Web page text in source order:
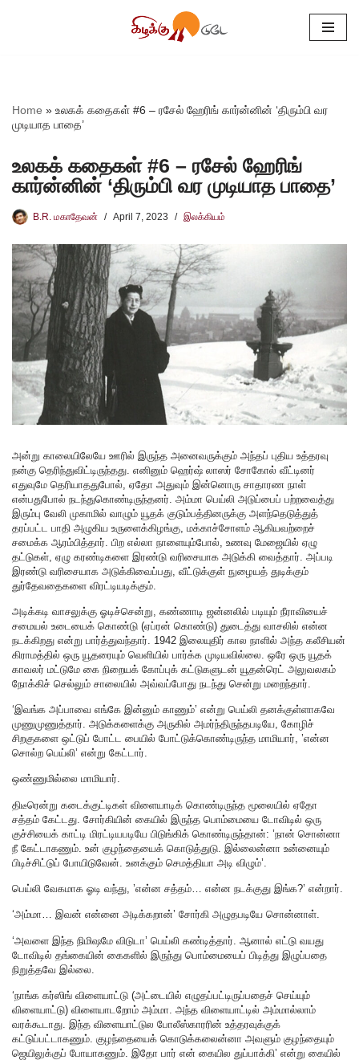
Home » உலகக் கதைகள் #6 – ரசேல் ஹேரிங் கார்ன்னின் ‘திரும்பி வர
முடியாத பாதை’
உலகக் கதைகள் #6 – ரசேல் ஹேரிங்
கார்ன்னின் ‘திரும்பி வர முடியாத பாதை’
B.R. மகாதேவன் April 7, 2023 இலக்கியம்
அன்று காலையிலேயே ஊரில் இருந்த அனைவருக்கும் அந்தப் புதிய உத்தரவு
நன்கு தெரிந்துவிட்டிருந்தது. எனினும் ஹெர்ஷ் லாஸர் சோகோல் வீட்டினர்
எதுவுமே தெரியாததுபோல், ஏதோ அதுவும் இன்னொரு சாதாரண நாள்
என்பதுபோல் நடந்துகொண்டிருந்தனர். அம்மா பெய்லி அடுப்பைப் பற்றவைத்து
இரும்பு வேலி முகாமில் வாழும் யூதக் குடும்பத்தினருக்கு அளந்தெடுத்துத்
தரப்பட்ட பாதி அழுகிய உருளைக்கிழங்கு, மக்காச்சோளம் ஆகியவற்றைச்
சமைக்க ஆரம்பித்தார். பிற எல்லா நாளையும்போல், உணவு மேஜையில் ஏழு
தட்டுகள், ஏழு கரண்டிகளை இரண்டு வரிசையாக அடுக்கி வைத்தார். அப்படி
இரண்டு வரிசையாக அடுக்கிவைப்பது, வீட்டுக்குள் நுழையத் துடிக்கும்
துர்தேவதைகளை விரட்டியடிக்கும்.
அடிக்கடி வாசலுக்கு ஓடிச்சென்று, கண்ணாடி ஜன்னலில் படியும் நீராவியைச்
சமையல் உடையைக் கொண்டு (ஏப்ரன் கொண்டு) துடைத்து வாசலில் என்ன
நடக்கிறது என்று பார்த்துவந்தார். 1942 இலையுதிர் கால நாளில் அந்த கலீசியன்
கிராமத்தில் ஒரு யூதரையும் வெளியில் பார்க்க முடியவில்லை. ஒரே ஒரு யூதக்
காவலர் மட்டுமே கை நிறையக் கோப்புக் கட்டுகளுடன் யூதன்ரெட் அலுவலகம்
நோக்கிச் செல்லும் சாலையில் அவ்வப்போது நடந்து சென்று மறைந்தார்.
‘இவங்க அப்பாவை எங்கே இன்னும் காணும்’ என்று பெய்லி தனக்குள்ளாகவே
முணுமுணுத்தார். அடுக்களைக்கு அருகில் அமர்ந்திருந்தபடியே, கோழிச்
சிறகுகளை ஒட்டுப் போட்ட பையில் போட்டுக்கொண்டிருந்த மாமியார், ’என்ன
சொல்ற பெய்லி’ என்று கேட்டார்.
ஒண்ணுமில்லை மாமியார்.
திடீரென்று கடைக்குட்டிகள் விளையாடிக் கொண்டிருந்த மூலையில் ஏதோ
சத்தம் கேட்டது. சோர்கியின் கையில் இருந்த பொம்மையை டோவிடில் ஒரு
குச்சியைக் காட்டி மிரட்டியபடியே பிடுங்கிக் கொண்டிருந்தான்: ’நான் சொன்னா
நீ கேட்டாகணும். உன் குழந்தையைக் கொடுத்துடு. இல்லைன்னா உன்னையும்
பிடிச்சிட்டுப் போயிடுவேன். உனக்கும் செமத்தியா அடி விழும்’.
பெய்லி வேகமாக ஓடி வந்து, ’என்ன சத்தம்… என்ன நடக்குது இங்க?’ என்றார்.
‘அம்மா… இவன் என்னை அடிக்கறான்’ சோர்கி அழுதபடியே சொன்னாள்.
‘அவளை இந்த நிமிஷமே விடுடா’ பெய்லி கண்டித்தார். ஆனால் எட்டு வயது
டோவிடில் தங்கையின் கைகளில் இருந்து பொம்மையைப் பிடித்து இழுப்பதை
நிறுத்தவே இல்லை.
‘நாங்க கர்ஸிங் விளையாட்டு (அட்டையில் எழுதப்பட்டிருப்பதைச் செய்யும்
விளையாட்டு) விளையாடறோம் அம்மா. அந்த விளையாட்டில் அம்மால்லாம்
வரக்கூடாது. இந்த விளையாட்டுல போலீஸ்காரரின் உத்தரவுக்குக்
கட்டுப்பட்டாகணும். குழந்தையைக் கொடுக்கலைன்னா அவளும் குழந்தையும்
ஜெயிலுக்குப் போயாகணும். இதோ பார் என் கையில துப்பாக்கி’ என்று கையில்